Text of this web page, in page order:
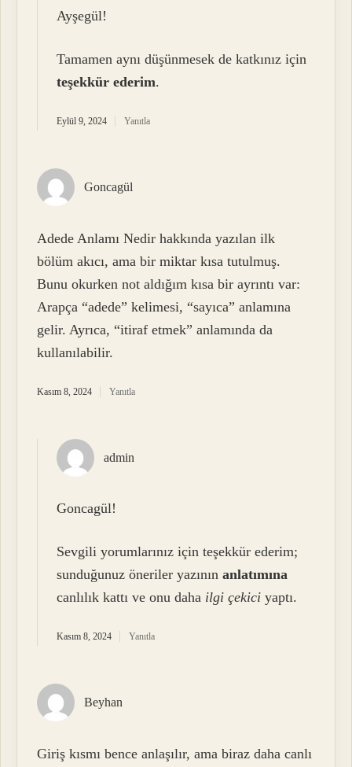
Ayşegül!
Tamamen aynı düşünmesek de katkınız için
teşekkür ederim.
Eylül 9, 2024 Yanıtla
Goncagül
Adede Anlamı Nedir hakkında yazılan ilk
bölüm akıcı, ama bir miktar kısa tutulmuş.
Bunu okurken not aldığım kısa bir ayrıntı var:
Arapça “adede” kelimesi, “sayıca” anlamına
gelir. Ayrıca, “itiraf etmek” anlamında da
kullanılabilir.
Kasım 8, 2024 Yanıtla
admin
Goncagül!
Sevgili yorumlarınız için teşekkür ederim;
sunduğunuz öneriler yazınınanlatımına
canlılık kattı ve onu daha ilgi çekici yaptı.
Kasım 8, 2024 Yanıtla
Beyhan
Giriş kısmı bence anlaşılır, ama biraz daha canlı